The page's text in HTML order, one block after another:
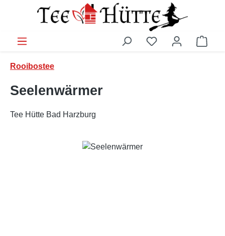
Zum Hauptinhalt springen
Rooibostee
Seelenwärmer
Tee Hütte Bad Harzburg
Bildergalerie überspringen